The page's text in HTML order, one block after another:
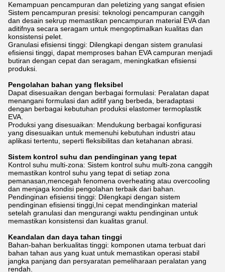
Kemampuan pencampuran dan peletizing yang sangat efisien
Sistem pencampuran presisi: teknologi pencampuran canggih
dan desain sekrup memastikan pencampuran material EVA dan
aditifnya secara seragam untuk mengoptimalkan kualitas dan
konsistensi pelet.
Granulasi efisiensi tinggi: Dilengkapi dengan sistem granulasi
efisiensi tinggi, dapat memproses bahan EVA campuran menjadi
butiran dengan cepat dan seragam, meningkatkan efisiensi
produksi.
Pengolahan bahan yang fleksibel
Dapat disesuaikan dengan berbagai formulasi: Peralatan dapat
menangani formulasi dan aditif yang berbeda, beradaptasi
dengan berbagai kebutuhan produksi elastomer termoplastik
EVA.
Produksi yang disesuaikan: Mendukung berbagai konfigurasi
yang disesuaikan untuk memenuhi kebutuhan industri atau
aplikasi tertentu, seperti fleksibilitas dan ketahanan abrasi.
Sistem kontrol suhu dan pendinginan yang tepat
Kontrol suhu multi-zona: Sistem kontrol suhu multi-zona canggih
memastikan kontrol suhu yang tepat di setiap zona
pemanasan,mencegah fenomena overheating atau overcooling
dan menjaga kondisi pengolahan terbaik dari bahan.
Pendinginan efisiensi tinggi: Dilengkapi dengan sistem
pendinginan efisiensi tinggi,Ini cepat mendinginkan material
setelah granulasi dan mengurangi waktu pendinginan untuk
memastikan konsistensi dan kualitas granul.
Keandalan dan daya tahan tinggi
Bahan-bahan berkualitas tinggi: komponen utama terbuat dari
bahan tahan aus yang kuat untuk memastikan operasi stabil
jangka panjang dan persyaratan pemeliharaan peralatan yang
rendah.